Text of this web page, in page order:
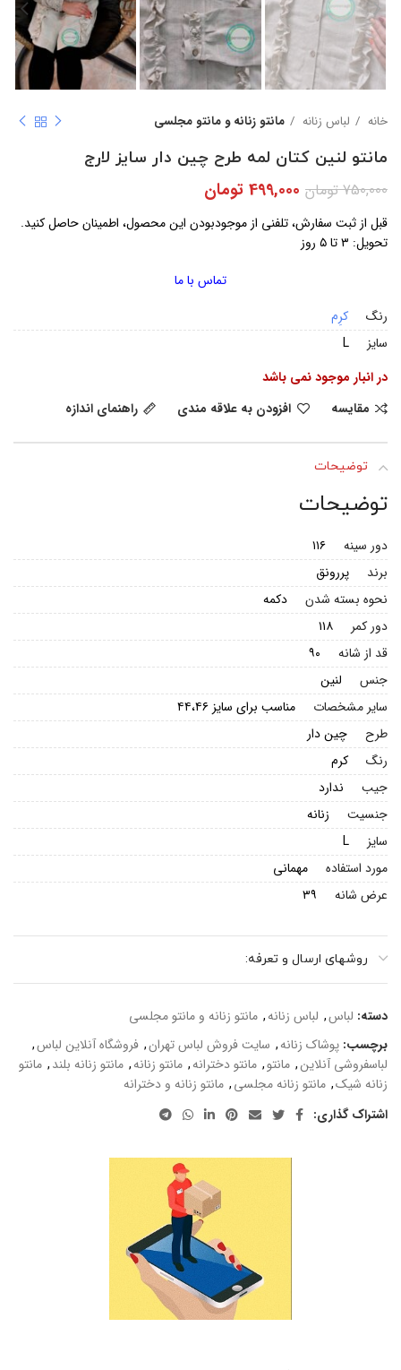
خانه لباس زنانه مانتو زنانه و مانتو مجلسی
مانتو لنین کتان لمه طرح چین دار سایز لارج
750,000تومان 499,000 تومان
قبل از ثبت سفارش، تلفنی از موجودبودن این محصول، اطمینان حاصل کنید.
تحویل: ۳ تا ۵ روز
تماس با ما
رنگ
کرِم
سایز
L
در انبار موجود نمی باشد
مقایسه
افزودن به علاقه مندی راهنمای اندازه
توضیحات
توضیحات
دور سینه
۱۱۶
برند
پررونق
نحوه بسته شدن
دکمه
دور کمر
۱۱۸
قد از شانه
۹۰
جنس
لنین
سایر مشخصات
مناسب برای سایز ۴۴،۴۶
طرح
چین دار
رنگ
کرم
جیب
ندارد
جنسیت
زنانه
سایز
L
مورد استفاده
مهمانی
عرض شانه
۳۹
روشهای ارسال و تعرفه:
دسته: لباس, لباس زنانه, مانتو زنانه و مانتو مجلسی
برچسب: پوشاک زنانه, سایت فروش لباس تهران, فروشگاه آنلاین لباس,
لباسفروشی آنلاین, مانتو, مانتو دخترانه, مانتو زنانه, مانتو زنانه بلند, مانتو
زنانه شیک, مانتو زنانه مجلسی, مانتو زنانه و دخترانه
اشتراک گذاری: